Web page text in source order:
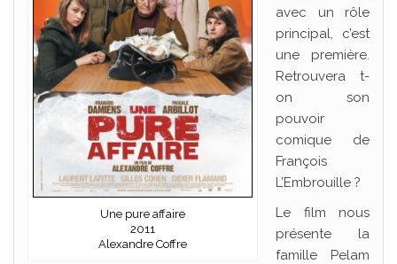
Une pure affaire
2011
Alexandre Coffre
avec un rôle
principal, c’est
une première.
Retrouvera t-
on son
pouvoir
comique de
François
L’Embrouille ?
Le film nous
présente la
famille Pelam